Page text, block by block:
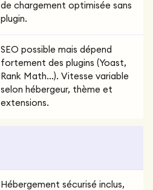
de chargement optimisée sans
plugin.
SEO possible mais dépend
fortement des plugins (Yoast,
Rank Math...). Vitesse variable
selon hébergeur, thème et
extensions.
Hébergement sécurisé inclus,